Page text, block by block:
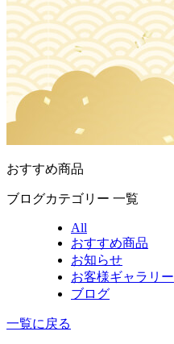
おすすめ商品
ブログカテゴリー 一覧
All
おすすめ商品
お知らせ
お客様ギャラリー
ブログ
一覧に戻る